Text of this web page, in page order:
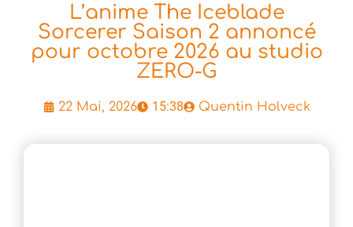
L’anime The Iceblade
Sorcerer Saison 2 annoncé
pour octobre 2026 au studio
ZERO-G
22 Mai, 2026 15:38 Quentin Holveck